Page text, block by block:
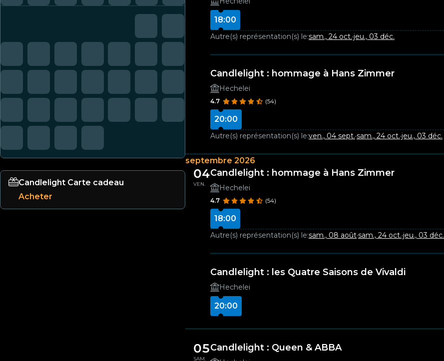
Candlelight Carte cadeau
Acheter
18:00
Autre(s) représentation(s) le:sam., 24 oct.·jeu., 03 déc.
Candlelight : hommage à Hans Zimmer
Hechelei
4.7 (54)
20:00
Autre(s) représentation(s) le:ven., 04 sept.·sam., 24 oct.·jeu., 03 déc.
septembre 2026
04
VEN.
Candlelight : hommage à Hans Zimmer
Hechelei
4.7 (54)
18:00
Autre(s) représentation(s) le:sam., 08 août·sam., 24 oct.·jeu., 03 déc.
Candlelight : les Quatre Saisons de Vivaldi
Hechelei
20:00
05
SAM.
Candlelight : Queen & ABBA